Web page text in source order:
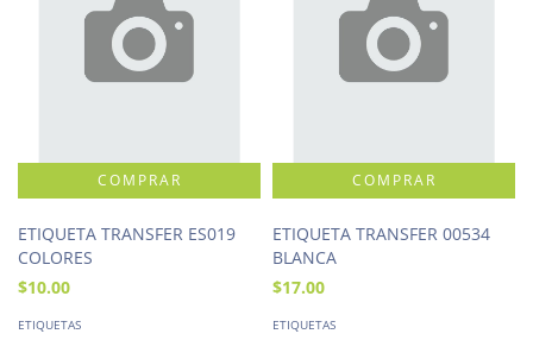
ETIQUETA TRANSFER ES019
COLORES
$10.00
ETIQUETAS
ETIQUETA TRANSFER 00534
BLANCA
$17.00
ETIQUETAS